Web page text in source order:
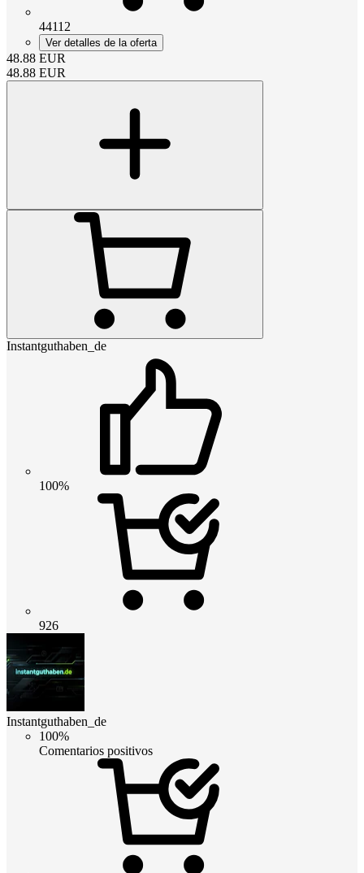
44112
Ver detalles de la oferta
48.88 EUR
48.88 EUR
Instantguthaben_de
100%
926
Instantguthaben_de
100%
Comentarios positivos